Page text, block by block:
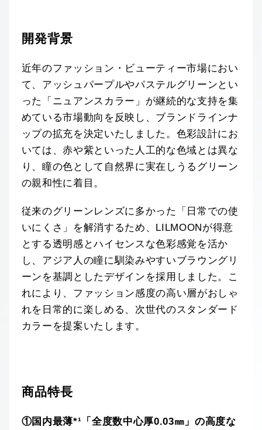
開発背景
近年のファッション・ビューティー市場におい
て、アッシュパープルやパステルグリーンとい
った「ニュアンスカラー」が継続的な支持を集
めている市場動向を反映し、ブランドラインナ
ップの拡充を決定いたしました。色彩設計にお
いては、赤や紫といった人工的な色域とは異な
り、瞳の色として自然界に実在しうるグリーン
の親和性に着目。
従来のグリーンレンズに多かった「日常での使
いにくさ」を解消するため、LILMOONが得意
とする透明感とハイセンスな色彩感覚を活か
し、アジア人の瞳に馴染みやすいブラウングリ
ーンを基調としたデザインを採用しました。こ
れにより、ファッション感度の高い層がおしゃ
れを日常的に楽しめる、次世代のスタンダード
カラーを提案いたします。
商品特長
①国内最薄*¹「全度数中心厚0.03㎜」の高度な